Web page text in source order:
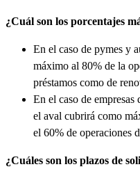
¿Cuál son los porcentajes
En el caso de pymes y
máximo al 80% de la
préstamos como de
En el caso de
el aval cubrirá como
el 60% de operaciones
¿Cuáles son los plazos de